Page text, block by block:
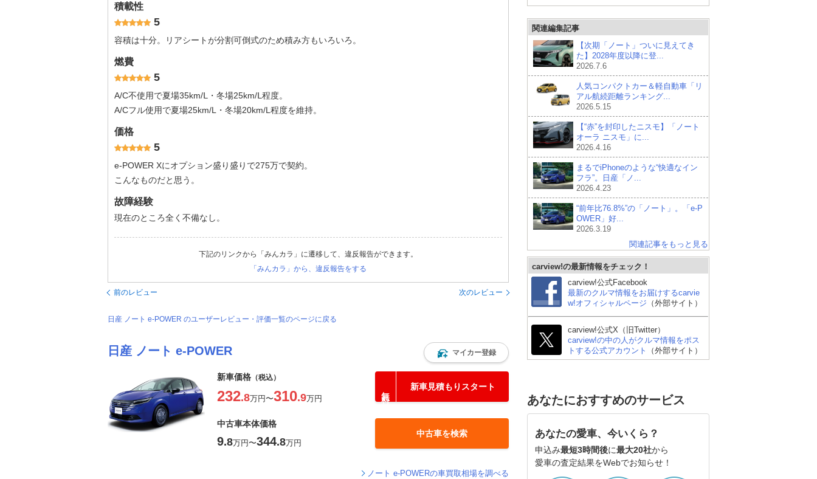
積載性
5
容積は十分。リアシートが分割可倒式のため積み方もいろいろ。
燃費
5
A/C不使用で夏場35km/ᒪ・冬場25km/ᒪ程度。
A/Cフル使用で夏場25km/L・冬場20km/L程度を維持。
価格
5
e-POWER Xにオプション盛り盛りで275万で契約。
こんなものだと思う。
故障経験
現在のところ全く不備なし。
下記のリンクから「みんカラ」に遷移して、違反報告ができます。
「みんカラ」から、違反報告をする
前のレビュー 次のレビュー
日産 ノート e-POWER のユーザーレビュー・評価一覧のページに戻る
日産 ノート e-POWER マイカー登録
新車価格 （税込）
232.8万円〜310.9万円
新車見積もりスタート
中古車本体価格
9.8万円〜344.8万円
中古車を検索
ノート e-POWERの車買取相場を調べる
関連編集記事
【次期「ノート」ついに見えてき
た】2028年度以降に登...
2026.7.6
人気コンパクトカー＆軽自動車「リ
アル航続距離ランキング...
2026.5.15
【“赤”を封印したニスモ】「ノート
オーラ ニスモ」に...
2026.4.16
まるでiPhoneのような“快適なイン
フラ”。日産「ノ...
2026.4.23
“前年比76.8%”の「ノート」。「e-P
OWER」好...
2026.3.19
関連記事をもっと見る
carview!の最新情報をチェック！
carview!公式Facebook
最新のクルマ情報をお届けするcarvie
w!オフィシャルページ （外部サイト）
carview!公式X（旧Twitter）
carview!の中の人がクルマ情報をポス
トする公式アカウント
（外部サイト）
あなたにおすすめのサービス
あなたの愛車、今いくら？
申込み最短3時間後に最大20社から
愛車の査定結果をWebでお知らせ！